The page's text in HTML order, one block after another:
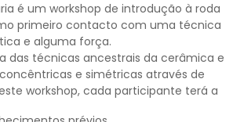
é um workshop de introdução à roda
primeiro contacto com uma técnica
e alguma força.
das técnicas ancestrais da cerâmica e
e simétricas através de
workshop, cada participante terá a